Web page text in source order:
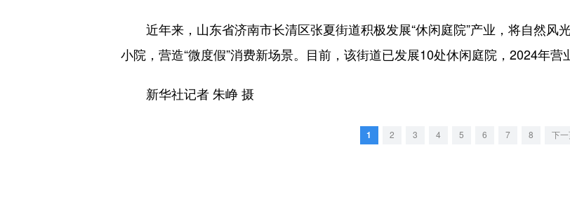
近年来，山东省济南市长清区张夏街道积极发展“休闲庭院”产业，将自然风
小院，营造“微度假”消费新场景。目前，该街道已发展10处休闲庭院，2024年营
新华社记者 朱峥 摄
1 2 3 4 5 6 7 8 下一